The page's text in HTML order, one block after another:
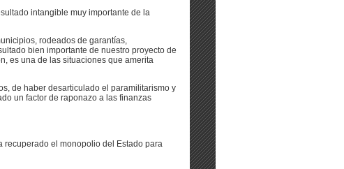
intangible muy importante de la
rodeados de garantías,
bien importante de nuestro proyecto de
es una de las situaciones que amerita
de haber desarticulado el paramilitarismo y
un factor de raponazo a las finanzas
recuperado el monopolio del Estado para